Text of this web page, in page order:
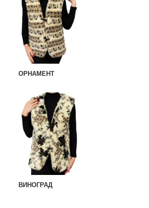
ОРНАМЕНТ
ВИНОГРАД